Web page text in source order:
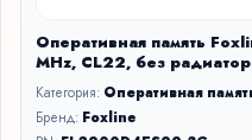
Оперативная память
MHz, CL22, без
Категория: Оперативная
Бренд: Foxline